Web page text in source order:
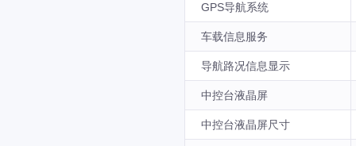
GPS导航系统
车载信息服务
导航路况信息显示
中控台液晶屏
中控台液晶屏尺寸